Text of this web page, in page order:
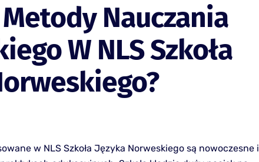
Metody Nauczania
W NLS Szkoła
w NLS Szkoła Języka Norweskiego są nowoczesne i